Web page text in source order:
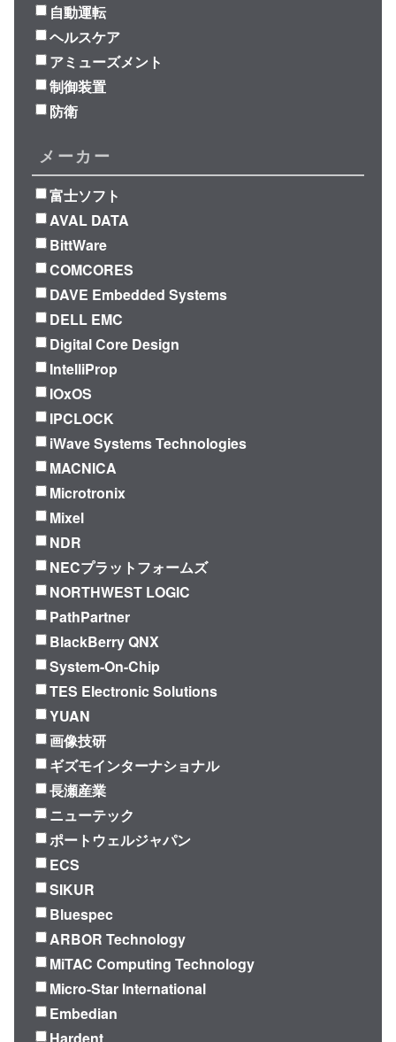
自動運転
ヘルスケア
アミューズメント
制御装置
防衛
メーカー
富士ソフト
AVAL DATA
BittWare
COMCORES
DAVE Embedded Systems
DELL EMC
Digital Core Design
IntelliProp
IOxOS
IPCLOCK
iWave Systems Technologies
MACNICA
Microtronix
Mixel
NDR
NECプラットフォームズ
NORTHWEST LOGIC
PathPartner
BlackBerry QNX
System-On-Chip
TES Electronic Solutions
YUAN
画像技研
ギズモインターナショナル
長瀬産業
ニューテック
ポートウェルジャパン
ECS
SIKUR
Bluespec
ARBOR Technology
MiTAC Computing Technology
Micro-Star International
Embedian
Hardent